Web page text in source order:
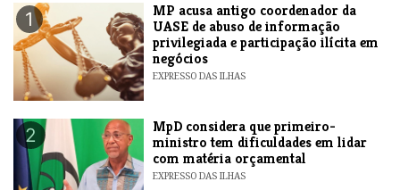
1
MP acusa antigo coordenador da
UASE de abuso de informação
privilegiada e participação ilícita em
negócios
EXPRESSO DAS ILHAS
2
MpD considera que primeiro-
ministro tem dificuldades em lidar
com matéria orçamental
EXPRESSO DAS ILHAS